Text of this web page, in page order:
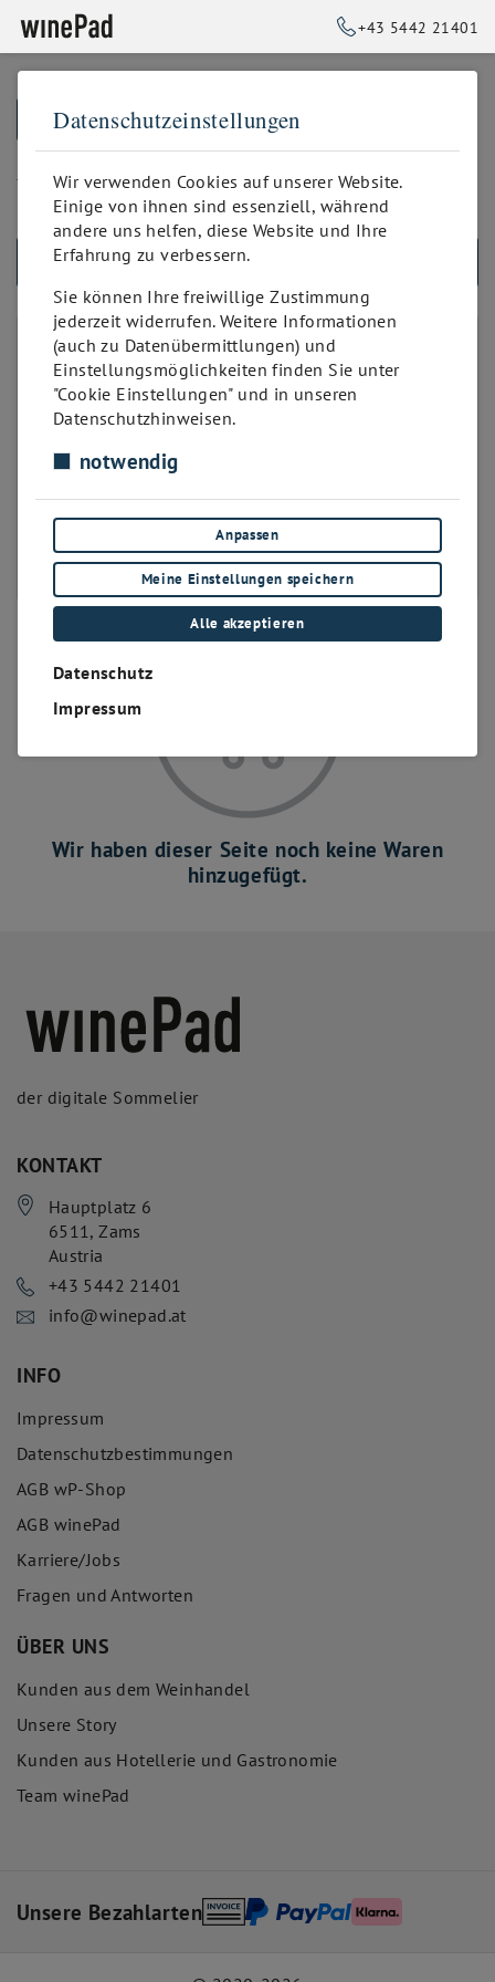
+43 5442 21401
ZURÜCK ZUR STARTSEITE
bis 100 Positionen
ALLE PRODUKTE
PRODUKTANZAHL
unbegrenzt
bis 50 Positionen
bis 200 Positionen
bis 300 Positionen
bis 400 Positionen
bis 500 Positionen
bis 600 Positionen
Wir haben dieser Seite noch keine Waren
hinzugefügt.
der digitale Sommelier
KONTAKT
Hauptplatz 6
6511,Zams
Austria
+43 5442 21401
info@winepad.at
INFO
Impressum
Datenschutzbestimmungen
AGB wP-Shop
AGB winePad
Karriere/Jobs
Fragen und Antworten
ÜBER UNS
Kunden aus dem Weinhandel
Unsere Story
Kunden aus Hotellerie und Gastronomie
Team winePad
Unsere Bezahlarten
Datenschutzeinstellungen
Wir verwenden Cookies auf unserer Website.
Einige von ihnen sind essenziell, während
andere uns helfen, diese Website und Ihre
Erfahrung zu verbessern.
Sie können Ihre freiwillige Zustimmung
jederzeit widerrufen. Weitere Informationen
(auch zu Datenübermittlungen) und
Einstellungsmöglichkeiten finden Sie unter
"Cookie Einstellungen" und in unseren
Datenschutzhinweisen.
notwendig
Anpassen
Meine Einstellungen speichern
Alle akzeptieren
Datenschutz
Impressum